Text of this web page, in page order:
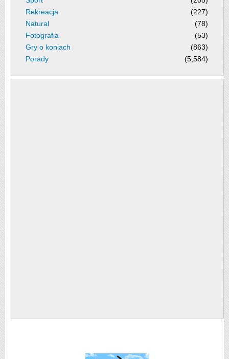
Rekreacja
(227)
Natural
(78)
Fotografia
(53)
Gry o koniach
(863)
Porady
(5,584)